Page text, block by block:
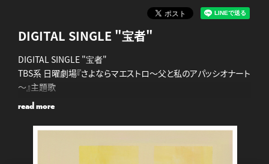
DIGITAL SINGLE "宝者"
DIGITAL SINGLE "宝者"
TBS系 日曜劇場『さよならマエストロ～父と私のアパッシオナート
～』主題歌
2024.2.5 全DSP・DLサイト 配信開始
read more